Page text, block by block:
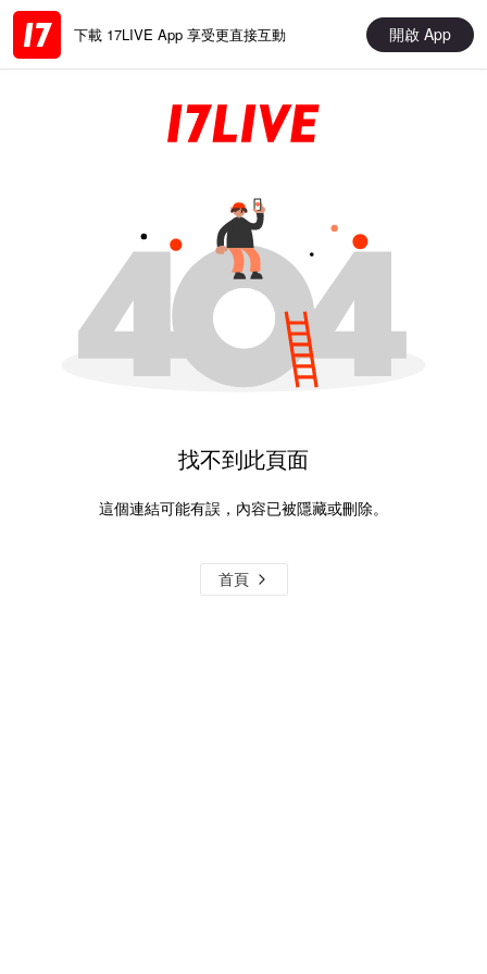
下載 17LIVE App 享受更直接互動 開啟 App
找不到此頁面
這個連結可能有誤，內容已被隱藏或刪除。
首頁